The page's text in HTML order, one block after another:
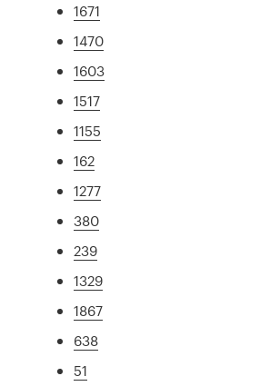
1671
1470
1603
1517
1155
162
1277
380
239
1329
1867
638
51